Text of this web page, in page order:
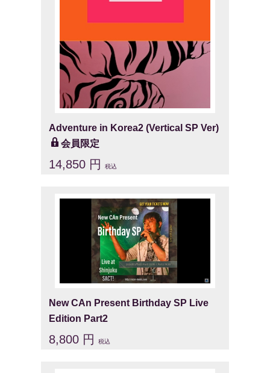
Adventure in Korea2 (Vertical SP Ver)
会員限定
14,850 円税込
New CAn Present Birthday SP Live
Edition Part2
8,800 円税込